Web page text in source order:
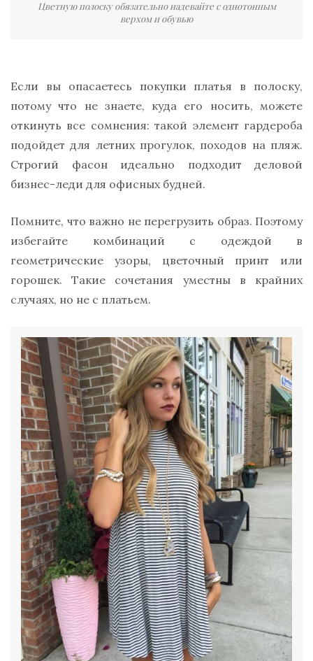
Цветную полоску обязательно надевайте с однотонным
верхом и обувью
Если вы опасаетесь покупки платья в полоску,
потому что не знаете, куда его носить, можете
откинуть все сомнения: такой элемент гардероба
подойдет для летних прогулок, походов на пляж.
Строгий фасон идеально подходит деловой
бизнес-леди для офисных будней.
Помните, что важно не перегрузить образ. Поэтому
избегайте комбинаций с одеждой в
геометрические узоры, цветочный принт или
горошек. Такие сочетания уместны в крайних
случаях, но не с платьем.